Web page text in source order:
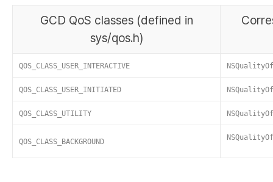
GCD QoS classes (defined in
sys/qos.h)
QOS_CLASS_USER_INTERACTIVE
QOS_CLASS_USER_INITIATED
QOS_CLASS_UTILITY
QOS_CLASS_BACKGROUND